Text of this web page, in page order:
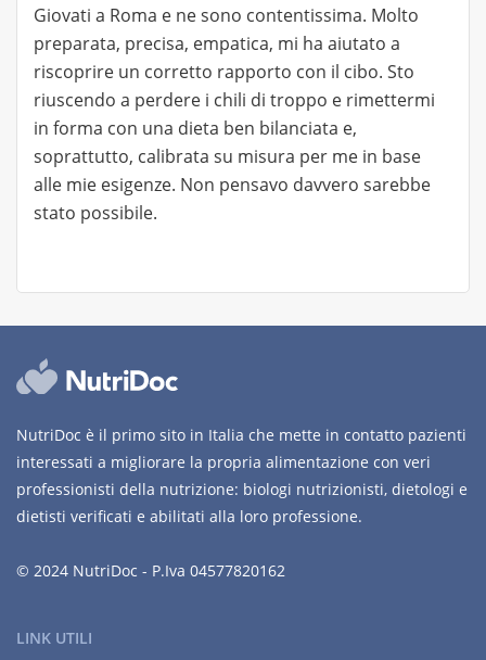
Giovati a Roma e ne sono contentissima. Molto
preparata, precisa, empatica, mi ha aiutato a
riscoprire un corretto rapporto con il cibo. Sto
riuscendo a perdere i chili di troppo e rimettermi
in forma con una dieta ben bilanciata e,
soprattutto, calibrata su misura per me in base
alle mie esigenze. Non pensavo davvero sarebbe
stato possibile.
NutriDoc è il primo sito in Italia che mette in contatto pazienti
interessati a migliorare la propria alimentazione con veri
professionisti della nutrizione: biologi nutrizionisti, dietologi e
dietisti verificati e abilitati alla loro professione.
© 2024 NutriDoc - P.Iva 04577820162
LINK UTILI